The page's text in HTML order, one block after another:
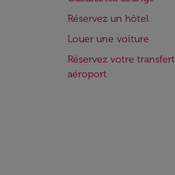
Réservez un hôtel
Louer une voiture
Réservez votre transfert
aéroport